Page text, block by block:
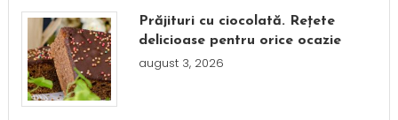
Prăjituri cu ciocolată. Rețete
delicioase pentru orice ocazie
august 3, 2026